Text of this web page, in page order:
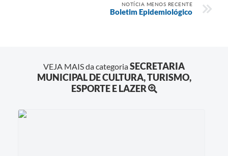
NOTÍCIA MENOS RECENTE
Boletim Epidemiológico
VEJA MAIS da categoriaSECRETARIA
MUNICIPAL DE CULTURA, TURISMO,
ESPORTE E LAZER